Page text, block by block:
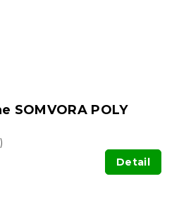
SOMVORA POLY
Detail